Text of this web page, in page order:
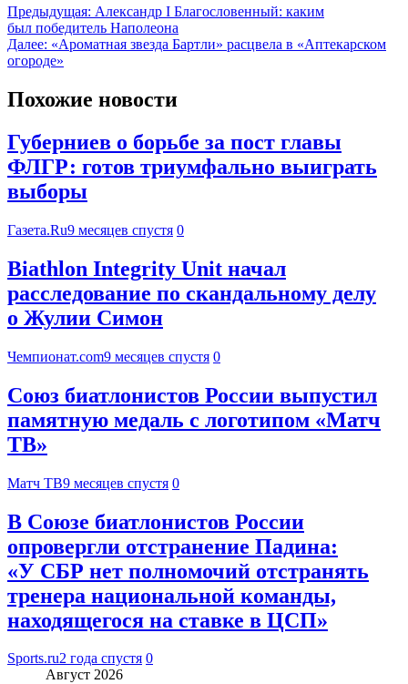
Предыдущая: Александр I Благословенный: каким
был победитель Наполеона
Далее: «Ароматная звезда Бартли» расцвела в «Аптекарском
огороде»
Похожие новости
Губерниев о борьбе за пост главы
ФЛГР: готов триумфально выиграть
выборы
Газета.Ru9 месяцев спустя 0
Biathlon Integrity Unit начал
расследование по скандальному делу
о Жулии Симон
Чемпионат.com9 месяцев спустя 0
Союз биатлонистов России выпустил
памятную медаль с логотипом «Матч
ТВ»
Матч ТВ9 месяцев спустя 0
В Союзе биатлонистов России
опровергли отстранение Падина:
«У СБР нет полномочий отстранять
тренера национальной команды,
находящегося на ставке в ЦСП»
Sports.ru2 года спустя 0
Август 2026